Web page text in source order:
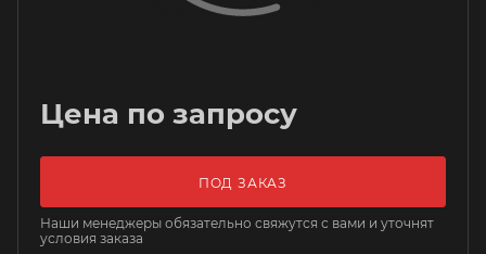
Цена по запросу
ПОД ЗАКАЗ
Наши менеджеры обязательно свяжутся с вами и уточнят
условия заказа